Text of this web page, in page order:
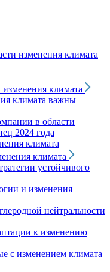
изменения климата
изменения климата
климата важны
в области
2024 года
климата
климата
устойчивого
и изменения
нейтральности
к изменению
с изменением климата